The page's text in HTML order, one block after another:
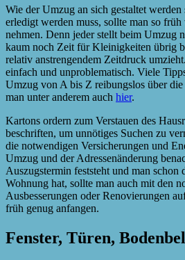
Wie der Umzug an sich gestaltet
erledigt werden muss, sollte man so
nehmen. Denn jeder stellt beim Umzug
kaum noch Zeit für Kleinigkeiten übrig
relativ anstrengendem Zeitdruck
einfach und unproblematisch. Viele
Umzug von A bis Z reibungslos über
man unter anderem auch hier.
Kartons ordern zum Verstauen des
beschriften, um unnötiges Suchen zu
die notwendigen Versicherungen und
Umzug und der Adressenänderung
Auszugstermin feststeht und man schon
Wohnung hat, sollte man auch mit den
Ausbesserungen oder Renovierungen
früh genug anfangen.
Fenster, Türen,